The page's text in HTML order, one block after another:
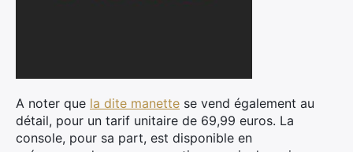
A noter que la dite manette se vend également au
détail, pour un tarif unitaire de 69,99 euros. La
console, pour sa part, est disponible en